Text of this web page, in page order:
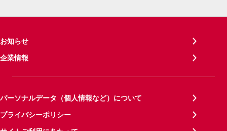
お知らせ
企業情報
パーソナルデータ（個人情報など）について
プライバシーポリシー